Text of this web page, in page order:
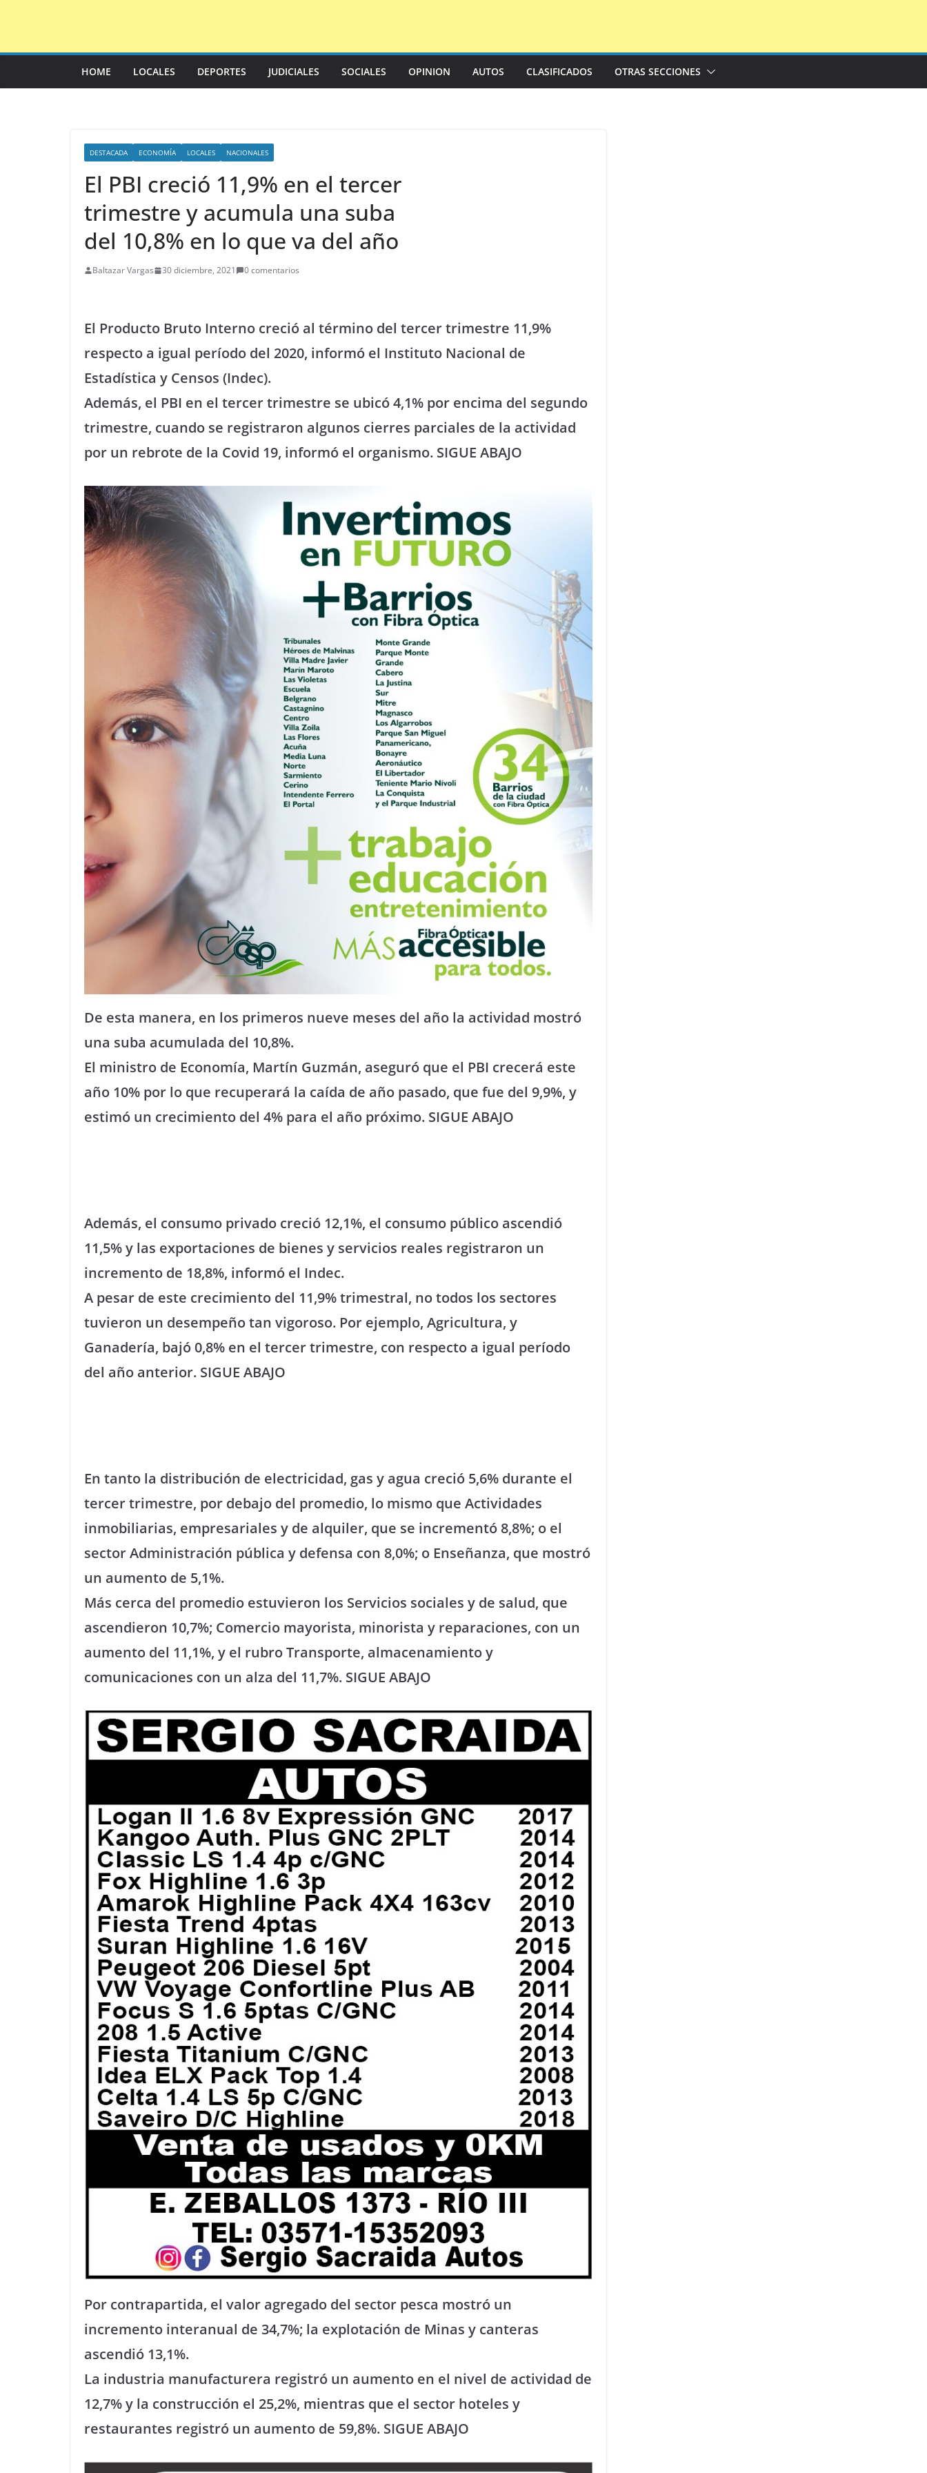
HOME LOCALES DEPORTES JUDICIALES SOCIALES OPINION AUTOS CLASIFICADOS OTRAS SECCIONES
DESTACADA ECONOMÍA LOCALES NACIONALES
El PBI creció 11,9% en el tercer
trimestre y acumula una suba
del 10,8% en lo que va del año
Baltazar Vargas 30 diciembre, 2021 0 comentarios
El Producto Bruto Interno creció al término del tercer trimestre 11,9%
respecto a igual período del 2020, informó el Instituto Nacional de
Estadística y Censos (Indec).
Además, el PBI en el tercer trimestre se ubicó 4,1% por encima del segundo
trimestre, cuando se registraron algunos cierres parciales de la actividad
por un rebrote de la Covid 19, informó el organismo. SIGUE ABAJO
De esta manera, en los primeros nueve meses del año la actividad mostró
una suba acumulada del 10,8%.
El ministro de Economía, Martín Guzmán, aseguró que el PBI crecerá este
año 10% por lo que recuperará la caída de año pasado, que fue del 9,9%, y
estimó un crecimiento del 4% para el año próximo. SIGUE ABAJO
Además, el consumo privado creció 12,1%, el consumo público ascendió
11,5% y las exportaciones de bienes y servicios reales registraron un
incremento de 18,8%, informó el Indec.
A pesar de este crecimiento del 11,9% trimestral, no todos los sectores
tuvieron un desempeño tan vigoroso. Por ejemplo, Agricultura, y
Ganadería, bajó 0,8% en el tercer trimestre, con respecto a igual período
del año anterior. SIGUE ABAJO
En tanto la distribución de electricidad, gas y agua creció 5,6% durante el
tercer trimestre, por debajo del promedio, lo mismo que Actividades
inmobiliarias, empresariales y de alquiler, que se incrementó 8,8%; o el
sector Administración pública y defensa con 8,0%; o Enseñanza, que mostró
un aumento de 5,1%.
Más cerca del promedio estuvieron los Servicios sociales y de salud, que
ascendieron 10,7%; Comercio mayorista, minorista y reparaciones, con un
aumento del 11,1%, y el rubro Transporte, almacenamiento y
comunicaciones con un alza del 11,7%. SIGUE ABAJO
Por contrapartida, el valor agregado del sector pesca mostró un
incremento interanual de 34,7%; la explotación de Minas y canteras
ascendió 13,1%.
La industria manufacturera registró un aumento en el nivel de actividad de
12,7% y la construcción el 25,2%, mientras que el sector hoteles y
restaurantes registró un aumento de 59,8%. SIGUE ABAJO